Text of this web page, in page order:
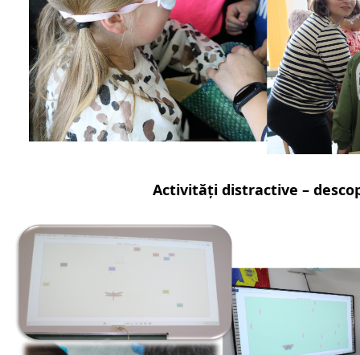
Activități distractive –